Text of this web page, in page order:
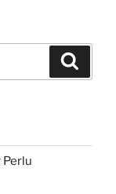
Perlu